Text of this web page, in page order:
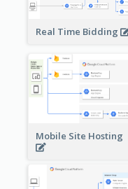
Real Time Bidding
Mobile Site Hosting